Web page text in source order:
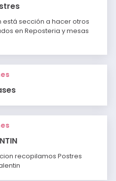
está sección a hacer otros
en Reposteria y mesas
recopilamos Postres